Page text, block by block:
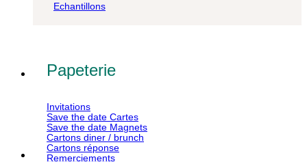
Echantillons
Papeterie
Invitations
Save the date Cartes
Save the date Magnets
Cartons diner / brunch
Cartons réponse
Remerciements